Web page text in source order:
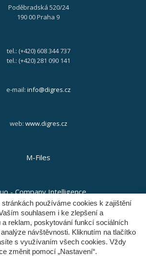
Poděbradská 520/24
190 00 Praha 9
tel.: (+420) 608 344 737
tel.: (+420) 281 090 141
e-mail: info@digres.cz
web: www.digres.cz
M-Files
- Company Intelligence
Orange Solutions
stránkách používáme cookies k zajištění
souhlasem i ke zlepšení a
a reklam, poskytování funkcí sociálních
návštěvnosti. Kliknutím na tlačítko
s využívaním všech cookies. Vždy
změnit pomocí „Nastavení“.